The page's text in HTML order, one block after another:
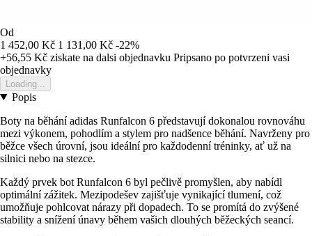
Od
1 452,00 Kč 1 131,00 Kč -22%
+56,55 Kč ziskate na dalsi objednavku Pripsano po potvrzeni vasi
objednavky
Loading...
Popis
Boty na běhání adidas Runfalcon 6 představují dokonalou rovnováhu
mezi výkonem, pohodlím a stylem pro nadšence běhání. Navrženy pro
běžce všech úrovní, jsou ideální pro každodenní tréninky, ať už na
silnici nebo na stezce.
Každý prvek bot Runfalcon 6 byl pečlivě promyšlen, aby nabídl
optimální zážitek. Mezipodešev zajišťuje vynikající tlumení, což
umožňuje pohlcovat nárazy při dopadech. To se promítá do zvýšené
stability a snížení únavy během vašich dlouhých běžeckých seancí.